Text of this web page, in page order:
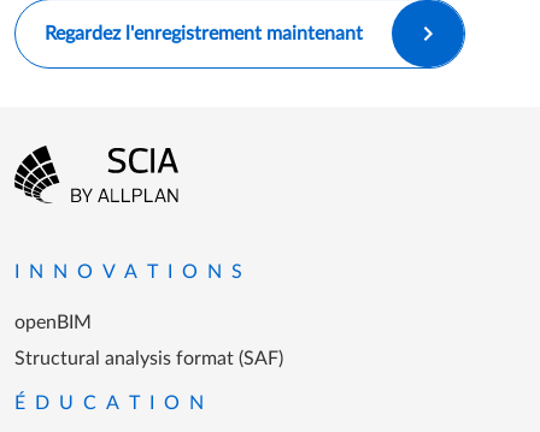
Regardez l'enregistrement maintenant
Menu Pied de page
INNOVATIONS
openBIM
Structural analysis format (SAF)
ÉDUCATION